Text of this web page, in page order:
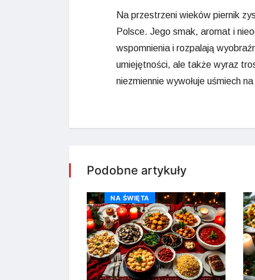
Na przestrzeni wieków piernik
Polsce. Jego smak, aromat i
wspomnienia i rozpalają
umiejętności, ale także wyraz
niezmiennie wywołuje uśmiech
Podobne artykuły
NA ŚWIĘTA